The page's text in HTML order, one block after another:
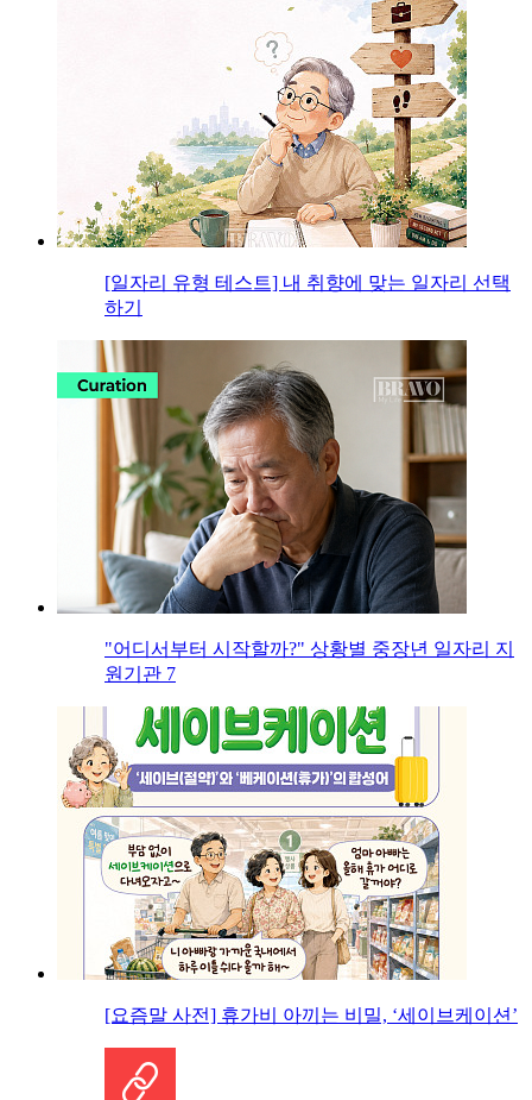
[일자리 유형 테스트] 내 취향에 맞는 일자리 선택
하기
"어디서부터 시작할까?" 상황별 중장년 일자리 지
원기관 7
[요즘말 사전] 휴가비 아끼는 비밀, ‘세이브케이션’